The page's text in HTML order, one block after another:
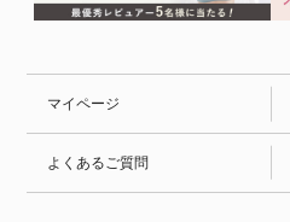
マイページ
よくあるご質問